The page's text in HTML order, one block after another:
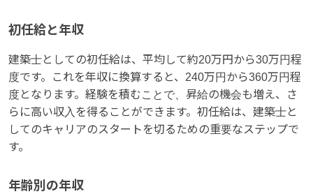
初任給と年収
建築士としての初任給は、平均して約20万円から30万円程
度です。これを年収に換算すると、240万円から360万円程
度となります。経験を積むことで、昇給の機会も増え、さ
らに高い収入を得ることができます。初任給は、建築士と
してのキャリアのスタートを切るための重要なステップで
す。
年齢別の年収